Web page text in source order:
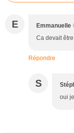
E Emmanuelle
Ca devait
Répondre
S
oui